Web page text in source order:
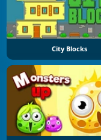
City Blocks